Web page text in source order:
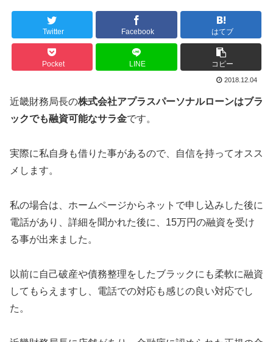
Twitter Facebook はてブ
Pocket LINE コピー
2018.12.04
近畿財務局長の株式会社アプラスパーソナルローンはブラ
ックでも融資可能なサラ金です。
実際に私自身も借りた事があるので、自信を持ってオスス
メします。
私の場合は、ホームページからネットで申し込みした後に
電話があり、詳細を聞かれた後に、15万円の融資を受け
る事が出来ました。
以前に自己破産や債務整理をしたブラックにも柔軟に融資
してもらえますし、電話での対応も感じの良い対応でし
た。